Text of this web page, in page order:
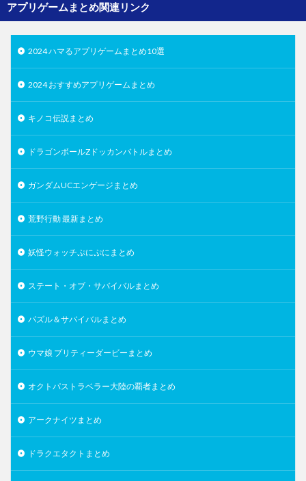
アプリゲームまとめ関連リンク
2024 ハマるアプリゲームまとめ10選
2024 おすすめアプリゲームまとめ
キノコ伝説まとめ
ドラゴンボールZドッカンバトルまとめ
ガンダムUCエンゲージまとめ
荒野行動 最新まとめ
妖怪ウォッチぷにぷにまとめ
ステート・オブ・サバイバルまとめ
パズル＆サバイバルまとめ
ウマ娘 プリティーダービーまとめ
オクトパストラベラー大陸の覇者まとめ
アークナイツまとめ
ドラクエタクトまとめ